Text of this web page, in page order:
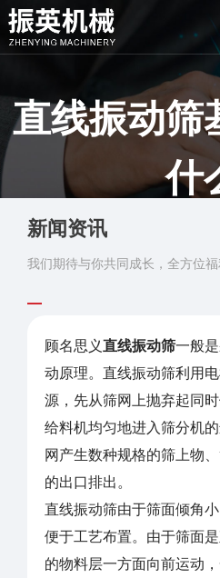
网站首页
客户案例
关于我们
联系我们
直线振动筛
什
发布时间：2016-01-
新闻资讯
我们期待与你共同成长，全方位
顾名思义直线振动筛一般
动原理。直线振动筛利用
源，先从筛网上抛弃起同
给料机均匀地进入筛分机
网产生数种规格的筛上物
的出口排出。
直线振动筛由于筛面倾角
便于工艺布置。由于筛面
的物料层一方面向前运动